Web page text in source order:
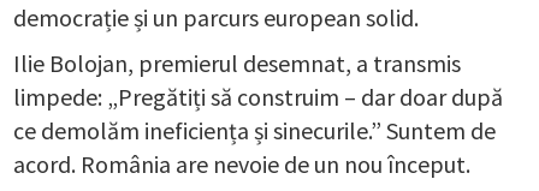
democrație și un parcurs european solid.
Ilie Bolojan, premierul desemnat, a transmis
limpede: „Pregătiți să construim – dar doar după
ce demolăm ineficiența și sinecurile.” Suntem de
acord. România are nevoie de un nou început.